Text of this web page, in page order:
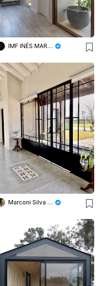
IMF INÉS MARTINEZ FERRARIO
Marconi Silva Arquitectos